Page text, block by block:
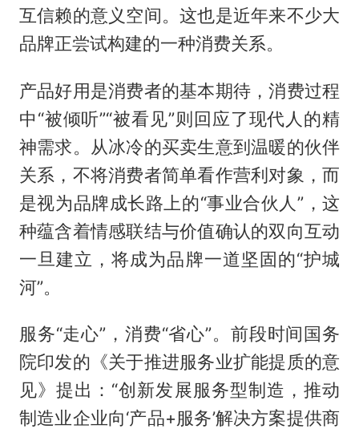
互信赖的意义空间。这也是近年来不少大
品牌正尝试构建的一种消费关系。
产品好用是消费者的基本期待，消费过程
中“被倾听”“被看见”则回应了现代人的精
神需求。从冰冷的买卖生意到温暖的伙伴
关系，不将消费者简单看作营利对象，而
是视为品牌成长路上的“事业合伙人”，这
种蕴含着情感联结与价值确认的双向互动
一旦建立，将成为品牌一道坚固的“护城
河”。
服务“走心”，消费“省心”。前段时间国务
院印发的《关于推进服务业扩能提质的意
见》提出：“创新发展服务型制造，推动
制造业企业向‘产品+服务’解决方案提供商